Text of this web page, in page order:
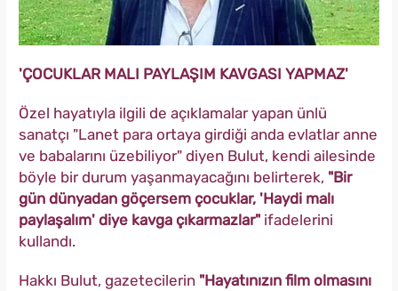
'ÇOCUKLAR MALI PAYLAŞIM KAVGASI YAPMAZ'
Özel hayatıyla ilgili de açıklamalar yapan ünlü
sanatçı "Lanet para ortaya girdiği anda evlatlar anne
ve babalarını üzebiliyor" diyen Bulut, kendi ailesinde
böyle bir durum yaşanmayacağını belirterek, "Bir
gün dünyadan göçersem çocuklar, 'Haydi malı
paylaşalım' diye kavga çıkarmazlar" ifadelerini
kullandı.
Hakkı Bulut, gazetecilerin "Hayatınızın film olmasını